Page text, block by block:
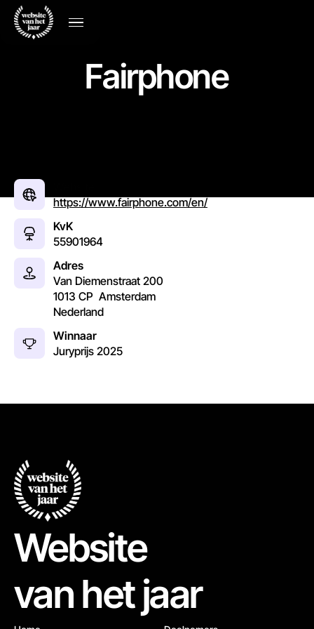
Fairphone
https://www.fairphone.com/en/
KvK
55901964
Adres
Van Diemenstraat 200
1013 CP Amsterdam
Nederland
Winnaar
Juryprijs 2025
Website
van het jaar